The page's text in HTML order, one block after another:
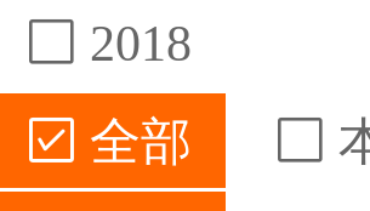
2018
全部